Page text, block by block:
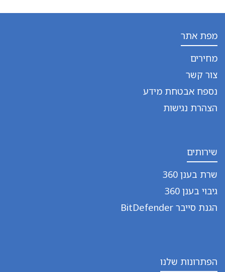
מפת אתר
מחירים
צור קשר
נספח אבטחת מידע
הצהרת נגישות
שירותים
שרת בענן 360
גיבוי בענן 360
הגנת סייבר BitDefender
הפתרונות שלנו